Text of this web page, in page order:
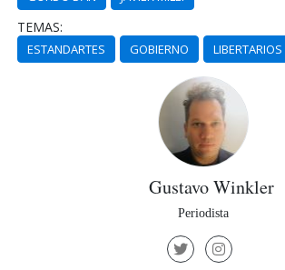
TEMAS:
ESTANDARTES GOBIERNO LIBERTARIOS
Gustavo Winkler
Periodista